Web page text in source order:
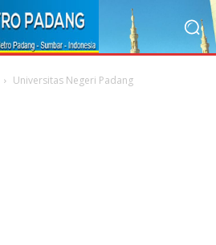
Universitas Negeri Padang